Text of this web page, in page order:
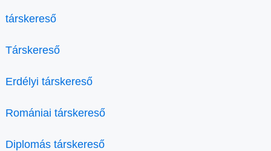
társkereső
Társkereső
Erdélyi társkereső
Romániai társkereső
Diplomás társkereső